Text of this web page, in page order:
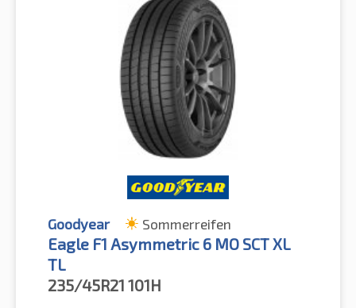
Goodyear Sommerreifen
Eagle F1 Asymmetric 6 MO SCT XL
TL
235/45R21 101H